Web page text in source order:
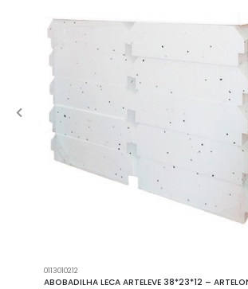
0113010212
ABOBADILHA LECA ARTELEVE 38*23*12 –